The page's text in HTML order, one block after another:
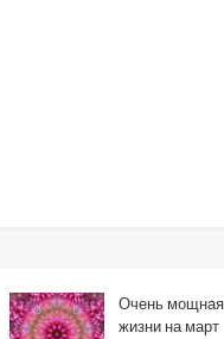
Очень
жизни на март